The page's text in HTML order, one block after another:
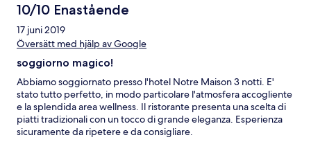
10/10 Enastående
17 juni 2019
Översätt med hjälp av Google
soggiorno magico!
Abbiamo soggiornato presso l'hotel Notre Maison 3 notti. E'
stato tutto perfetto, in modo particolare l'atmosfera accogliente
e la splendida area wellness. Il ristorante presenta una scelta di
piatti tradizionali con un tocco di grande eleganza. Esperienza
sicuramente da ripetere e da consigliare.